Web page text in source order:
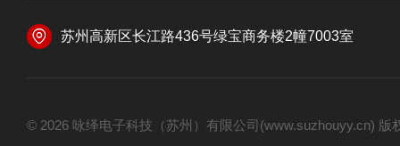
苏州高新区长江路436号绿宝商务楼2幢7003室
© 2026 咏绎电子科技（苏州）有限公司(www.suzhouyy.cn)